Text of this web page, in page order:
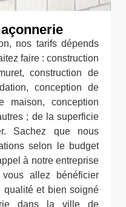
nos tarifs dépends
faire : construction
construction de
conception de
maison, conception
; de la superficie
Sachez que nous
selon le budget
à notre entreprise
vous allez bénéficier
qualité et bien soigné
dans la ville de